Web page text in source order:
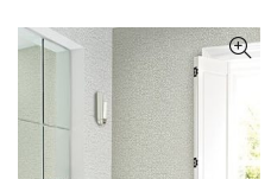
ima
više
varijanti.
Opcije
mogu